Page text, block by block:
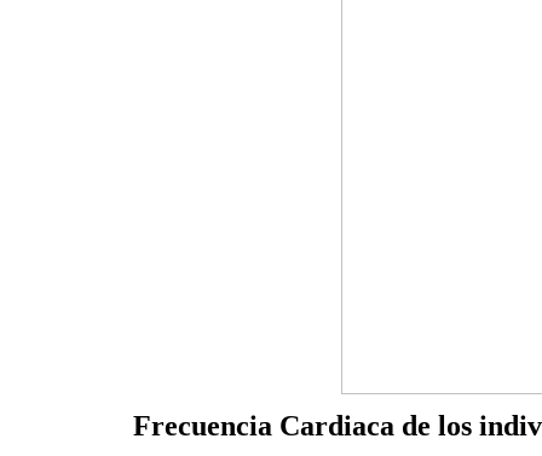
Frecuencia Cardiaca de los